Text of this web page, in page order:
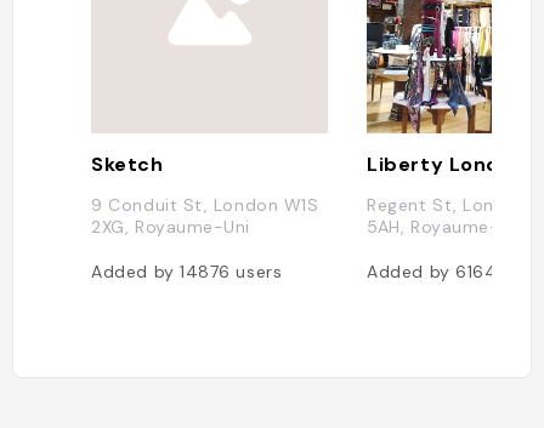
Sketch
9 Conduit St, London W1S
2XG, Royaume-Uni
Added by14876users
Liberty London
Regent St, London
5AH, Royaume-Uni
Added by6164